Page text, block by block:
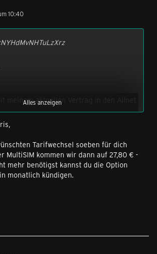
10:40
meinem aktuellen Vertrag in den Allnet
mit CB
meinem Vertrag 20% Rabatt auf die
abgezogen.
gerne 5G für 3 EUR mtl.
soll bitte auch monatlich kündbar sein.
Alles anzeigen
Tarifwechsel soeben für dich
MultiSIM kommen wir dann auf 27,80 € -
mehr benötigst kannst du die Option
monatlich kündigen.